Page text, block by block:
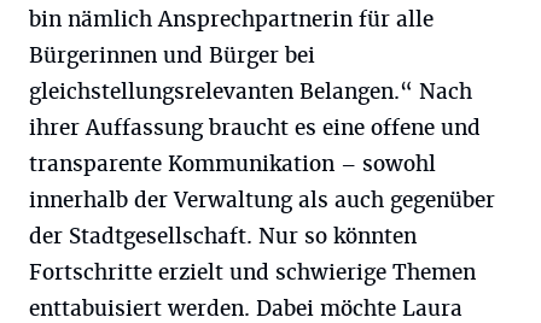
bin nämlich Ansprechpartnerin für alle
Bürgerinnen und Bürger bei
gleichstellungsrelevanten Belangen.“ Nach
ihrer Auffassung braucht es eine offene und
transparente Kommunikation – sowohl
innerhalb der Verwaltung als auch gegenüber
der Stadtgesellschaft. Nur so könnten
Fortschritte erzielt und schwierige Themen
enttabuisiert werden. Dabei möchte Laura